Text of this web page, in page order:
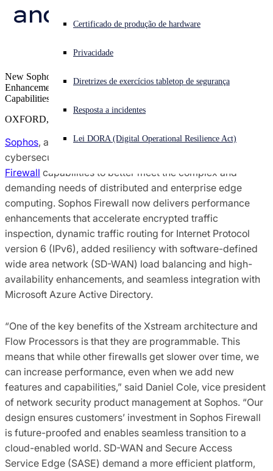
Enfrentando um ataque cibernético? Obtenha ajuda imediata
Open search
Português (Brasil) Open language switcher
Certificado de produção de hardware
Privacidade
Diretrizes de exercícios tabletop de segurança
Resposta a incidentes
Lei DORA (Digital Operational Resilience Act)
Pesquisa de ameaças do Sophos X-Ops
Premiações e avaliações
Contatos de imprensa
and Enterprise Edge
New Sophos Firewall Launches with Advanced Performance
Enhancements, Dynamic Traffic Routing and SD-WAN
Capabilities, and Integrations
OXFORD, U.K.
Sophos, a global leader in innovating and delivering
cybersecurity as a service, today introduced new
Firewall capabilities to better meet the complex and
demanding needs of distributed and enterprise edge
computing. Sophos Firewall now delivers performance
enhancements that accelerate encrypted traffic
inspection, dynamic traffic routing for Internet Protocol
version 6 (IPv6), added resiliency with software-defined
wide area network (SD-WAN) load balancing and high-
availability enhancements, and seamless integration with
Microsoft Azure Active Directory.
“One of the key benefits of the Xstream architecture and
Flow Processors is that they are programmable. This
means that while other firewalls get slower over time, we
can increase performance, even when we add new
features and capabilities,” said Daniel Cole, vice president
of network security product management at Sophos. “Our
design ensures customers’ investment in Sophos Firewall
is future-proofed and enables seamless transition to a
cloud-enabled world. SD-WAN and Secure Access
Service Edge (SASE) demand a more efficient platform,